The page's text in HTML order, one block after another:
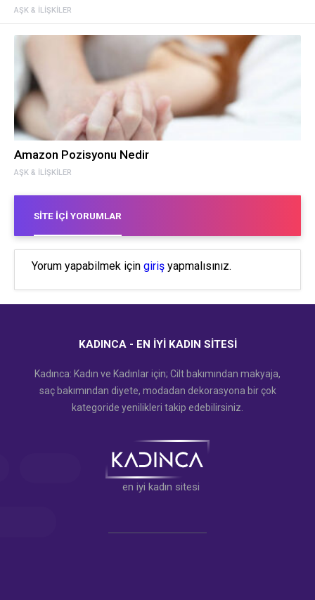
AŞK & İLIŞKILER
AŞK & İLIŞKILER
Amazon Pozisyonu Nedir
SITE İÇI YORUMLAR
Yorum yapabilmek için giriş yapmalısınız.
KADINCA - EN İYI KADIN SITESI
Kadınca: Kadın ve Kadınlar için; Cilt bakımından makyaja,
saç bakımından diyete, modadan dekorasyona bir çok
kategoride yenilikleri takip edebilirsiniz.
en iyi kadın sitesi